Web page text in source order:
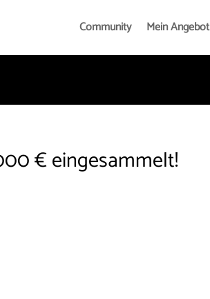
Community Mein Angebot
€ eingesammelt!